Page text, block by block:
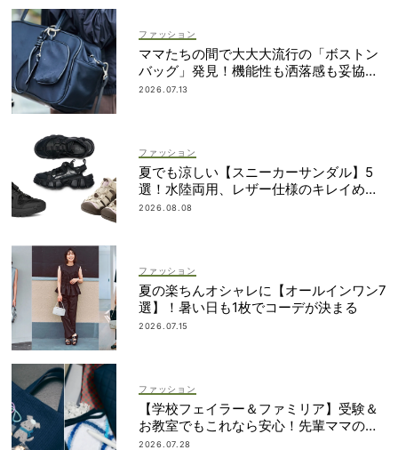
ファッション
ママたちの間で大大大流行の「ボストン
バッグ」発見！機能性も洒落感も妥協し
ない
2026.07.13
ファッション
夏でも涼しい【スニーカーサンダル】5
選！水陸両用、レザー仕様のキレイめタ
イプも
2026.08.08
ファッション
夏の楽ちんオシャレに【オールインワン7
選】！暑い日も1枚でコーデが決まる
2026.07.15
ファッション
【学校フェイラー＆ファミリア】受験＆
お教室でもこれなら安心！先輩ママの地
味見えしないネイビー小物
2026.07.28